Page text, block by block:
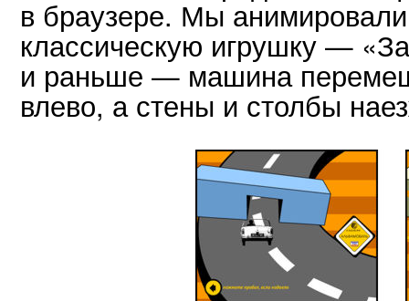
в браузере. Мы
классическую игрушку —
и раньше — машина
влево, а стены и столбы